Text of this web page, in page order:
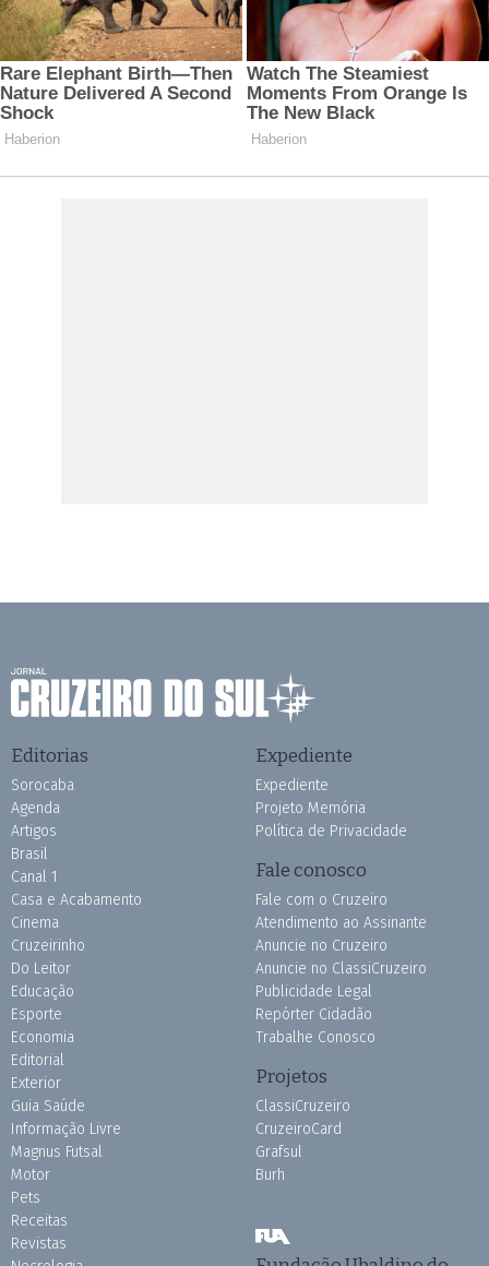
Editorias
Sorocaba
Agenda
Artigos
Brasil
Canal 1
Casa e Acabamento
Cinema
Cruzeirinho
Do Leitor
Educação
Esporte
Economia
Editorial
Exterior
Guia Saúde
Informação Livre
Magnus Futsal
Motor
Pets
Receitas
Revistas
Expediente
Expediente
Projeto Memória
Política de Privacidade
Fale conosco
Fale com o Cruzeiro
Atendimento ao Assinante
Anuncie no Cruzeiro
Anuncie no ClassiCruzeiro
Publicidade Legal
Repórter Cidadão
Trabalhe Conosco
Projetos
ClassiCruzeiro
CruzeiroCard
Grafsul
Burh